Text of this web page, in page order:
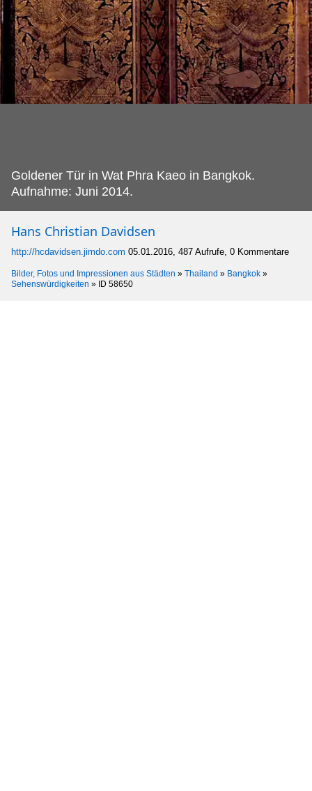
Goldener Tür in Wat Phra Kaeo in Bangkok.
Aufnahme: Juni 2014.
Hans Christian Davidsen
http://hcdavidsen.jimdo.com 05.01.2016, 487 Aufrufe, 0 Kommentare
Bilder, Fotos und Impressionen aus Städten » Thailand » Bangkok »
Sehenswürdigkeiten » ID 58650